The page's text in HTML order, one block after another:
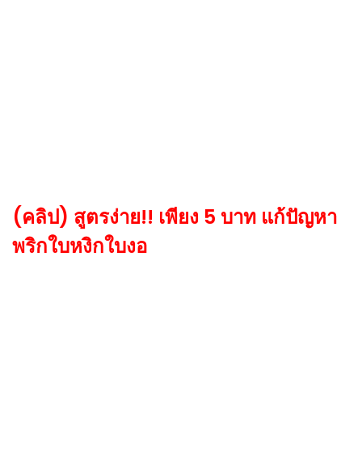
(คลิป) สูตรง่าย!! เพียง 5 บาท แก้ปัญหา
พริกใบหงิกใบงอ